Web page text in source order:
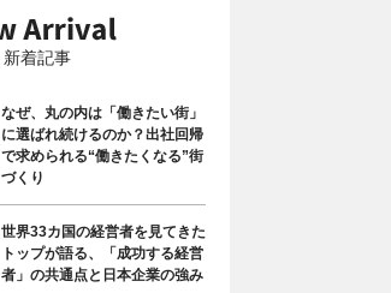
新着記事
なぜ、丸の内は「働きたい街」
に選ばれ続けるのか？出社回帰
で求められる“働きたくなる”街
づくり
世界33カ国の経営者を見てきた
トップが語る、「成功する経営
者」の共通点と日本企業の強み